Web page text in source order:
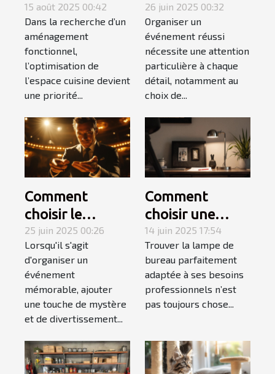
avec une plaque
électrique
adaptée
15 août 2025 00:42
Dans la recherche d’un
aménagement
fonctionnel,
l’optimisation de
l’espace cuisine devient
une priorité...
structure
gonflable pour
votre
événement ?
26 juin 2025 00:32
Organiser un
événement réussi
nécessite une attention
particulière à chaque
détail, notamment au
choix de...
Comment
choisir le
meilleur
magicien
mentaliste pour
votre
événement
25 juin 2025 00:26
Lorsqu'il s'agit
d'organiser un
événement
mémorable, ajouter
une touche de mystère
et de divertissement...
Comment
choisir une
lampe de
bureau adaptée
à votre style de
travail
14 juin 2025 17:54
Trouver la lampe de
bureau parfaitement
adaptée à ses besoins
professionnels n’est
pas toujours chose...